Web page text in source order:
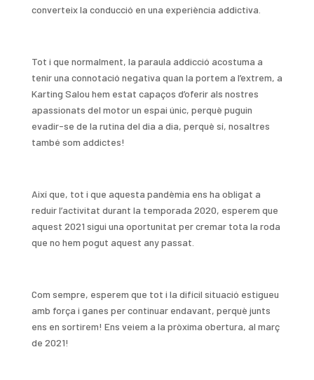
converteix la conducció en una experiència addictiva.
Tot i que normalment, la paraula addicció acostuma a
tenir una connotació negativa quan la portem a l’extrem, a
Karting Salou hem estat capaços d’oferir als nostres
apassionats del motor un espai únic, perquè puguin
evadir-se de la rutina del dia a dia, perquè sí, nosaltres
també som addictes!
Així que, tot i que aquesta pandèmia ens ha obligat a
reduir l’activitat durant la temporada 2020, esperem que
aquest 2021 sigui una oportunitat per cremar tota la roda
que no hem pogut aquest any passat.
Com sempre, esperem que tot i la difícil situació estigueu
amb força i ganes per continuar endavant, perquè junts
ens en sortirem! Ens veiem a la pròxima obertura, al març
de 2021!